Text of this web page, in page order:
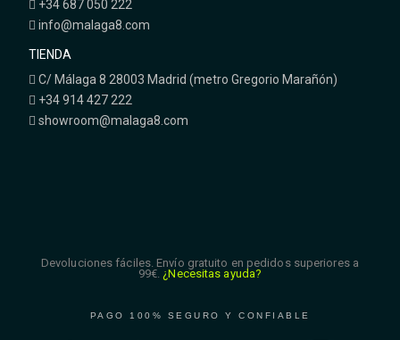
+34 687 050 222
info@malaga8.com
TIENDA
C/ Málaga 8 28003 Madrid (metro Gregorio Marañón)
+34 914 427 222
showroom@malaga8.com
Devoluciones fáciles. Envío gratuito en pedidos superiores a
99€. ¿Necesitas ayuda?
PAGO 100% SEGURO Y CONFIABLE